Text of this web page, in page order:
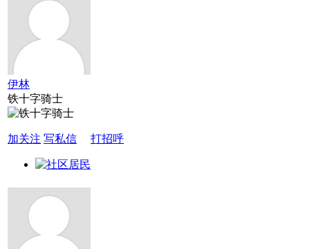
伊林
铁十字骑士
加关注 写私信 打招呼